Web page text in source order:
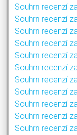
Souhrn recenzí
Souhrn recenzí
Souhrn recenzí
Souhrn recenzí
Souhrn recenzí
Souhrn recenzí
Souhrn recenzí
Souhrn recenzí
Souhrn recenzí
Souhrn recenzí
Souhrn recenzí